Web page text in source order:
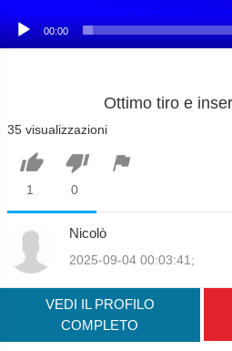
00:00
Ottimo tiro e
35 visualizzazioni

1

0

Nicolò
2025-09-04 00:03:41;
VEDI IL PROFILO
COMPLETO